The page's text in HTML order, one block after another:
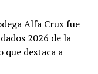
Alfa Crux fue
2026 de la
destaca a